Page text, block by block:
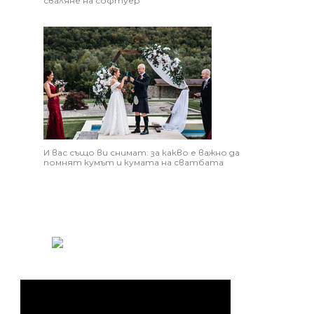
И вас също ви снимат: за какво е важно да
помнят кумът и кумата на сватбата